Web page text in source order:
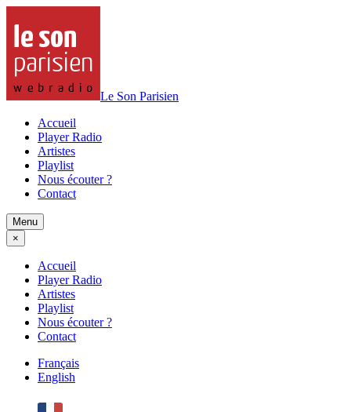
Le Son Parisien
Accueil
Player Radio
Artistes
Playlist
Nous écouter ?
Contact
Menu
×
Accueil
Player Radio
Artistes
Playlist
Nous écouter ?
Contact
Français
English